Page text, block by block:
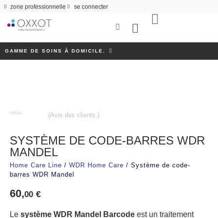
zone professionnelle se connecter
GAMME DE SOINS À DOMICILE.
5
(Avis des clients.)
SYSTÈME DE CODE-BARRES WDR
MANDEL
Home Care Line / WDR Home Care / Système de code-
barres WDR Mandel
60,00 €
Le système WDR Mandel Barcode est un traitement